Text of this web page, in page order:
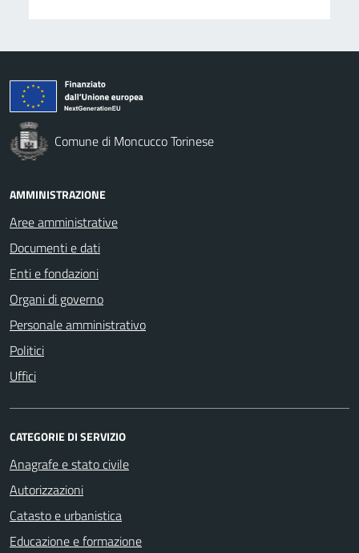
Comune di Moncucco Torinese
AMMINISTRAZIONE
Aree amministrative
Documenti e dati
Enti e fondazioni
Organi di governo
Personale amministrativo
Politici
Uffici
CATEGORIE DI SERVIZIO
Anagrafe e stato civile
Autorizzazioni
Catasto e urbanistica
Educazione e formazione